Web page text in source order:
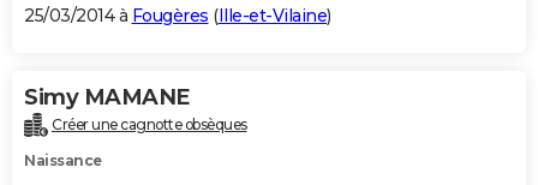
25/03/2014 à Fougères (Ille-et-Vilaine)
Simy MAMANE
Créer une cagnotte obsèques
Naissance